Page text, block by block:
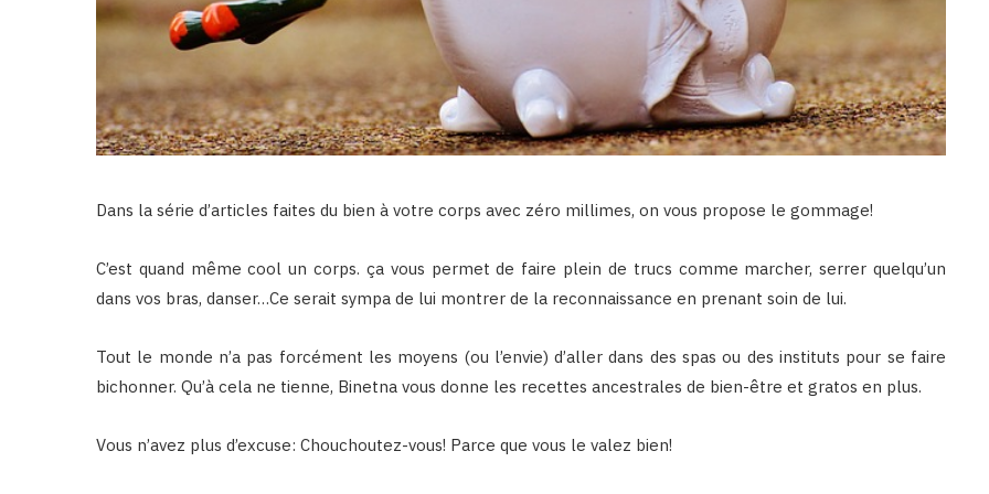
Dans la série d’articles faites du bien à votre corps avec zéro millimes, on vous propose le gommage!
C’est quand même cool un corps. ça vous permet de faire plein de trucs comme marcher, serrer quelqu’un
dans vos bras, danser…Ce serait sympa de lui montrer de la reconnaissance en prenant soin de lui.
Tout le monde n’a pas forcément les moyens (ou l’envie) d’aller dans des spas ou des instituts pour se faire
bichonner. Qu’à cela ne tienne, Binetna vous donne les recettes ancestrales de bien-être et gratos en plus.
Vous n’avez plus d’excuse: Chouchoutez-vous! Parce que vous le valez bien!